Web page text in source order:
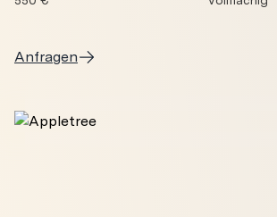
Anfragen